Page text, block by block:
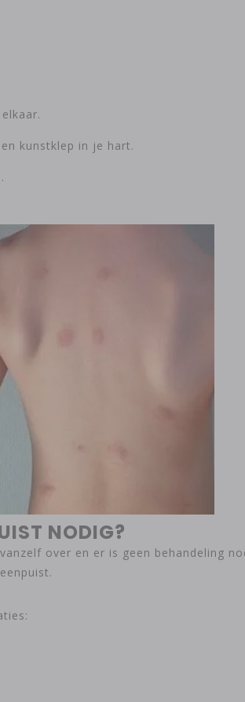
kunstklep in je hart.
NODIG?
over en er is geen behandeling